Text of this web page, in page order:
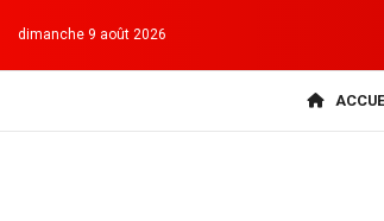
dimanche 9 août 2026